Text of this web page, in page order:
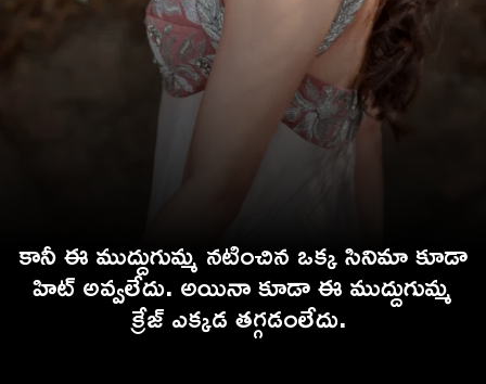
కానీ ఈ ముద్దుగుమ్మ నటించిన ఒక్క సినిమా కూడా
హిట్ అవ్వలేదు. అయినా కూడా ఈ ముద్దుగుమ్మ
క్రేజ్ ఎక్కడ తగ్గడంలేదు.